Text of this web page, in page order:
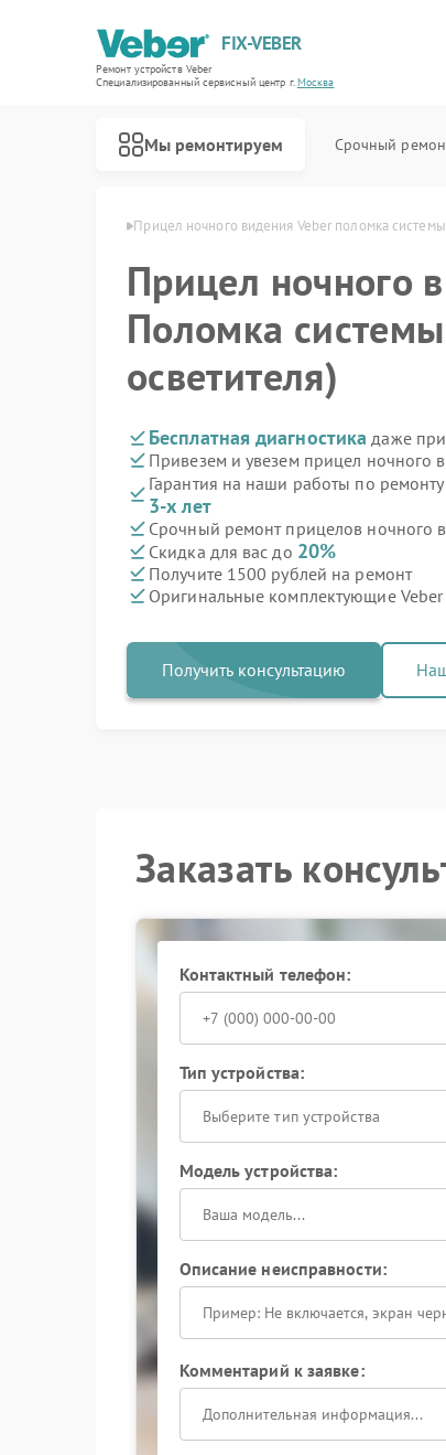
FIX-VEBER
Ремонт устройств Veber
Специализированный cервисный центр г.Москва
Мы ремонтируем Срочный
Veber в Москве Прицел ночного видения Veber поломка
Прицел ночного
Поломка
осветителя)
Бесплатная диагностика даже при
Привезем и увезем прицел ночного
Гарантия на наши работы по
3-х лет
Срочный ремонт прицелов ночного
Скидка для вас до 20%
Получите 1500 рублей на ремонт
Оригинальные комплектующие Veber
Получить консультацию
Заказать
Контактный телефон:
Тип устройства:
Выберите тип устройства
Модель устройства:
Описание неисправности:
Комментарий к заявке: